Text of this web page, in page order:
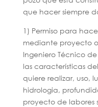
que hacer siempre
1) Permiso para
mediante proyecto
Ingeniero Técnico
las características
quiere realizar, uso,
hidrologia,
proyecto de labores